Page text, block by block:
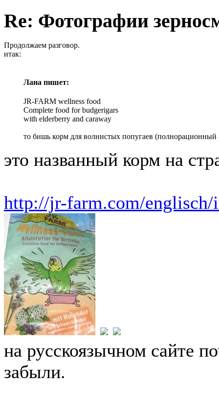
Re: Фотографии
Продолжаем разговор.
итак:
Лана пишет:
JR-FARM wellness food
Complete food for budgerigars
with elderberry and caraway
то бишь корм для волнистых попугаев
это названный корм на
http://jr-farm.com/englisch/
на русскоязычном сайте
забыли.